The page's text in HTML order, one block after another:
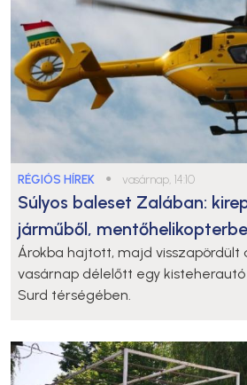
RÉGIÓS HÍREK ● vasárnap, 14:10
Súlyos baleset Zalában:
járműből,
Árokba hajtott, majd visszapördült
vasárnap délelőtt egy
Surd térségében.